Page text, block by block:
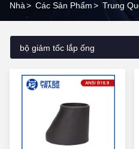
Nhà> Các Sản Phẩm> Trung
bộ giảm tốc lắp ống